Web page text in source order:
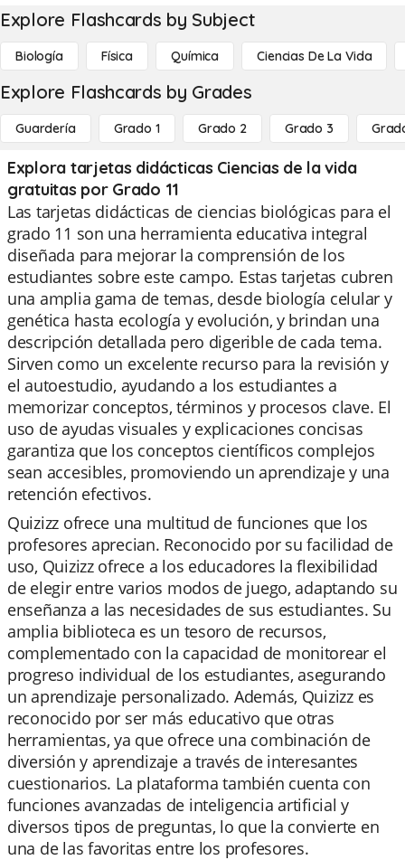
Explore Flashcards by Subject
Biología Física Química Ciencias De La Vida
Explore Flashcards by Grades
Guardería Grado 1 Grado 2 Grado 3
Explora tarjetas didácticas Ciencias de la vida
gratuitas por Grado 11
Las tarjetas didácticas de ciencias biológicas para el
grado 11 son una herramienta educativa integral
diseñada para mejorar la comprensión de los
estudiantes sobre este campo. Estas tarjetas cubren
una amplia gama de temas, desde biología celular y
genética hasta ecología y evolución, y brindan una
descripción detallada pero digerible de cada tema.
Sirven como un excelente recurso para la revisión y
el autoestudio, ayudando a los estudiantes a
memorizar conceptos, términos y procesos clave. El
uso de ayudas visuales y explicaciones concisas
garantiza que los conceptos científicos complejos
sean accesibles, promoviendo un aprendizaje y una
retención efectivos.
Quizizz ofrece una multitud de funciones que los
profesores aprecian. Reconocido por su facilidad de
uso, Quizizz ofrece a los educadores la flexibilidad
de elegir entre varios modos de juego, adaptando su
enseñanza a las necesidades de sus estudiantes. Su
amplia biblioteca es un tesoro de recursos,
complementado con la capacidad de monitorear el
progreso individual de los estudiantes, asegurando
un aprendizaje personalizado. Además, Quizizz es
reconocido por ser más educativo que otras
herramientas, ya que ofrece una combinación de
diversión y aprendizaje a través de interesantes
cuestionarios. La plataforma también cuenta con
funciones avanzadas de inteligencia artificial y
diversos tipos de preguntas, lo que la convierte en
una de las favoritas entre los profesores.